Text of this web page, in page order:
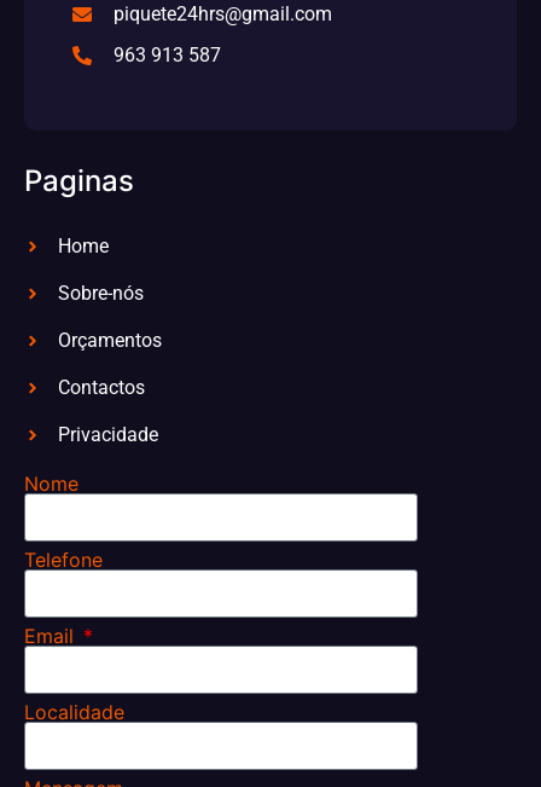
piquete24hrs@gmail.com
963 913 587
Paginas
Home
Sobre-nós
Orçamentos
Contactos
Privacidade
Nome
Telefone
Email
Localidade